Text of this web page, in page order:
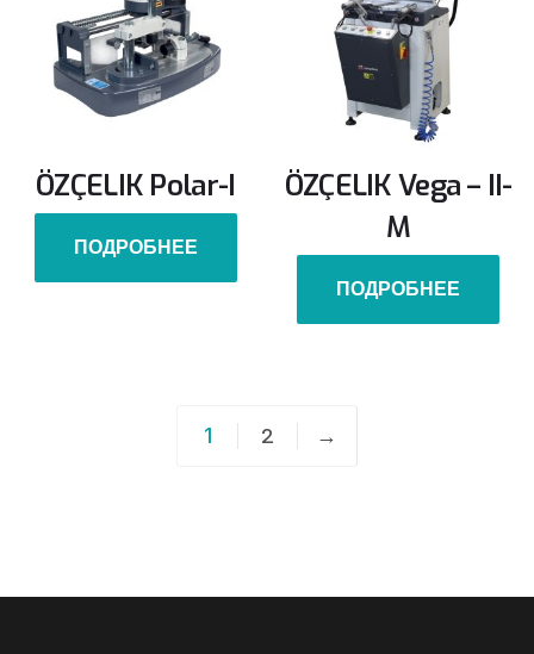
ÖZÇELIK Polar-I
ПОДРОБНЕЕ
ÖZÇELIK Vega – II-
M
ПОДРОБНЕЕ
1 2 →